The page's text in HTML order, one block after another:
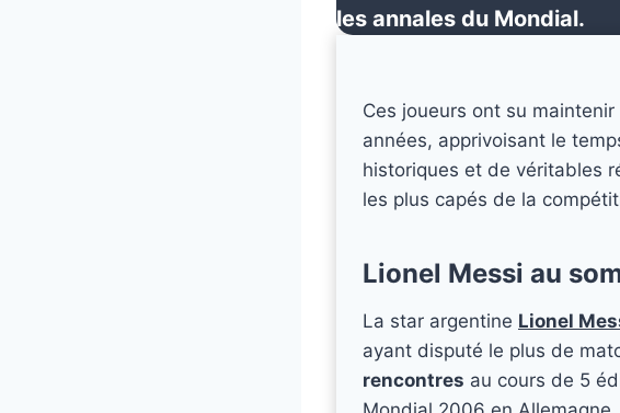
les annales du Mondial.
Ces joueurs ont su
années, apprivoisant le
historiques et de véritables
les plus capés de la
Lionel Messi au
La star argentine Lionel
ayant disputé le plus de
rencontres au cours de 5